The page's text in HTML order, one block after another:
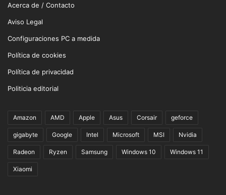
Acerca de / Contacto
Aviso Legal
Configuraciones PC a medida
Política de cookies
Política de privacidad
Politicia editorial
Amazon AMD Apple Asus Corsair geforce
gigabyte Google Intel Microsoft MSI Nvidia
Radeon Ryzen Samsung Windows 10 Windows 11
Xiaomi